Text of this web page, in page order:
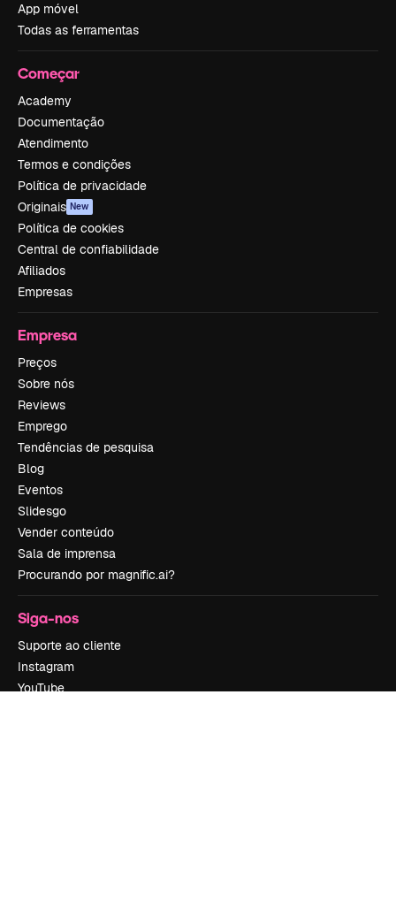
App móvel
Todas as ferramentas
Começar
Academy
Documentação
Atendimento
Termos e condições
Política de privacidade
Originais New
Política de cookies
Central de confiabilidade
Afiliados
Empresas
Empresa
Preços
Sobre nós
Reviews
Emprego
Tendências de pesquisa
Blog
Eventos
Slidesgo
Vender conteúdo
Sala de imprensa
Procurando por magnific.ai?
Siga-nos
Suporte ao cliente
Instagram
YouTube